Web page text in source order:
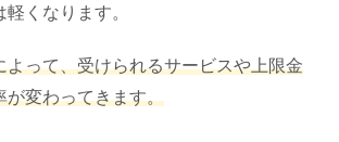
くなります。
よって、受けられるサービスや上限金
が変わってきます。